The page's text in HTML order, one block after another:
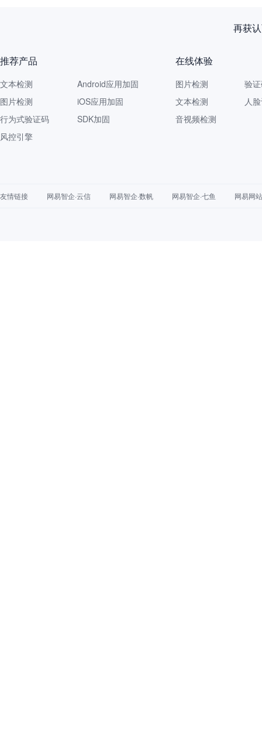
推荐产品
文本检测
图片检测
行为式验证码
风控引擎
Android应用加固
iOS应用加固
SDK加固
在线体验
图片检测
文本检测
音视频检测
验
人
友情链接 网易智企·云信 网易智企·数帆 网易智企·七鱼 网易网